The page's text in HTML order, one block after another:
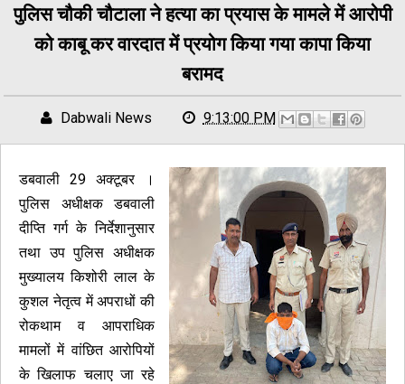
पुलिस चौकी चौटाला ने हत्या का प्रयास के मामले में आरोपी
को काबू कर वारदात में प्रयोग किया गया कापा किया
बरामद
Dabwali News 9:13:00 PM
डबवाली 29 अक्टूबर ।
पुलिस अधीक्षक डबवाली
दीप्ति गर्ग के निर्देशानुसार
तथा उप पुलिस अधीक्षक
मुख्यालय किशोरी लाल के
कुशल नेतृत्व में अपराधों की
रोकथाम व आपराधिक
मामलों में वांछित आरोपियों
के खिलाफ चलाए जा रहे